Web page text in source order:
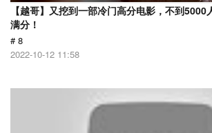
【越哥】又挖到一部冷门高分电影，不到
满分！
# 8
2022-10-12 11:58